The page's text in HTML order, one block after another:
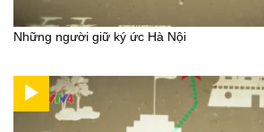
Những người giữ ký ức Hà Nội